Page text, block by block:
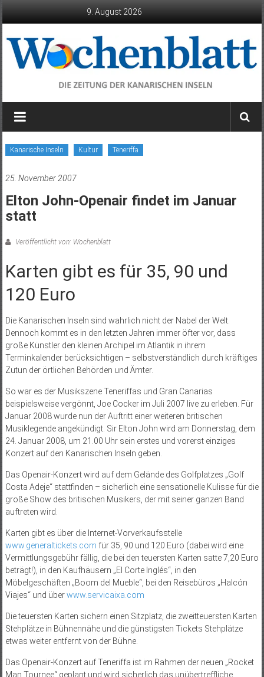
9. August 2026
Wochenblatt
die
der
Inseln
Kanarische Inseln Kultur Teneriffa
25. November 2007
Elton John-Openair findet im Januar
statt
Veröffentlicht von: Wochenblatt
Karten gibt es für 35, 90 und
120 Euro
Die Kanarischen Inseln sind wahrlich nicht der Nabel der Welt.
Dennoch kommt es in den letzten Jahren immer öfter vor, dass
große Künstler den kleinen Archipel im Atlantik in ihrem
Terminkalender berücksichtigen – selbstverständlich durch kräftiges
Zutun der örtlichen Behörden und Ämter.
So war es der Musikszene Teneriffas und Gran Canarias
beispielsweise vergönnt, Joe Cocker im Juli 2007 live zu erleben. Für
Januar 2008 wurde nun der Auftritt einer weiteren britischen
Musiklegende angekündigt. Sir Elton John wird am Donnerstag, dem
24. Januar 2008, um 21.00 Uhr sein erstes und vorerst einziges
Konzert auf den Kanarischen Inseln geben.
Das Openair-Konzert wird auf dem Gelände des Golfplatzes „Golf
Costa Adeje“ stattfinden – sicherlich eine sensationelle Kulisse für die
große Show des britischen Musikers, der mit seiner ganzen Band
auftreten wird.
Karten gibt es über die Internet-Vorverkaufsstelle
www.generaltickets.com für 35, 90 und 120 Euro (dabei wird eine
Vermittlungsgebühr fällig, die bei den teuersten Karten satte 7,20 Euro
beträgt!), in den Kaufhäusern „El Corte Inglés“, in den
Möbelgeschäften „Boom del Mueble“, bei den Reisebüros „Halcón
Viajes“ und überwww.servicaixa.com
Die teuersten Karten sichern einen Sitzplatz, die zweitteuers­ten Karten
Stehplätze in Bühnennähe und die günstigsten Tickets Stehplätze
etwas weiter entfernt von der Bühne.
Das Openair-Kon­zert auf Teneriffa ist im Rahmen der neuen „Rocket
Man Tournee“ geplant und wird sicherlich das unübertreffliche